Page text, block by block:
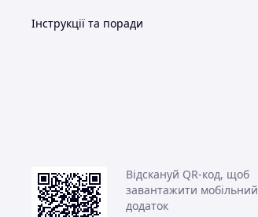
Інструкції та поради
Відскануй QR-код, щоб
завантажити мобільний
додаток